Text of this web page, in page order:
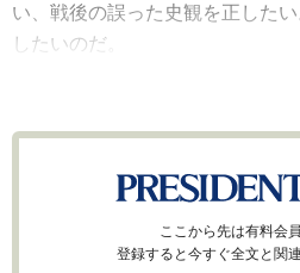
い、戦後の誤った史観を正した
したいのだ。
ここから先は有料会
登録すると今すぐ全文と関